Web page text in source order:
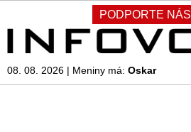
PODPORTE NÁS
08. 08. 2026 | Meniny má: Oskar